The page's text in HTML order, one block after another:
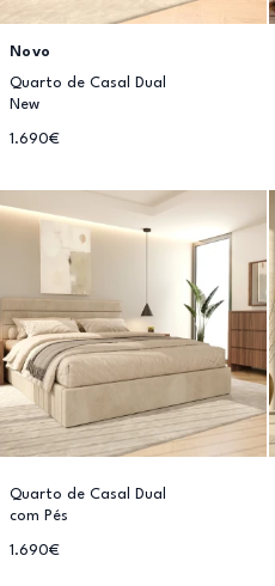
Novo
Quarto de Casal Dual
New
1.690€
Quarto de Casal Dual
com Pés
1.690€